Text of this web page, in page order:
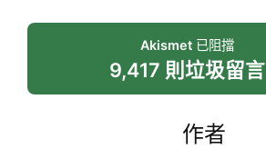
Akismet已阻擋
9,417 則垃圾留言
作者